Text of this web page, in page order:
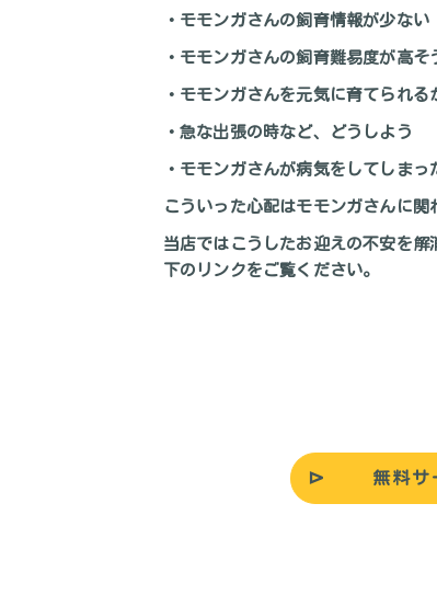
・モモンガさんの飼育情報が少ない
・モモンガさんの飼育難易度が高そ
・モモンガさんを元気に育てられる
・急な出張の時など、どうしよう
・モモンガさんが病気をしてしまっ
こういった心配はモモンガさんに関
当店ではこうしたお迎えの不安を
下のリンクをご覧ください。
無料サ